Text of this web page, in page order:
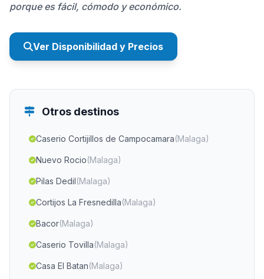
porque es fácil, cómodo y económico.
Ver Disponibilidad y Precios
Otros destinos
Caserio Cortijillos de Campocamara(Malaga)
Nuevo Rocio(Malaga)
Pilas Dedil(Malaga)
Cortijos La Fresnedilla(Malaga)
Bacor(Malaga)
Caserio Tovilla(Malaga)
Casa El Batan(Malaga)